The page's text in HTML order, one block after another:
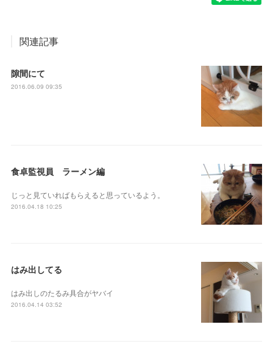
関連記事
隙間にて
2016.06.09 09:35
食卓監視員 ラーメン編
じっと見ていればもらえると思っているよう。
2016.04.18 10:25
はみ出してる
はみ出しのたるみ具合がヤバイ
2016.04.14 03:52